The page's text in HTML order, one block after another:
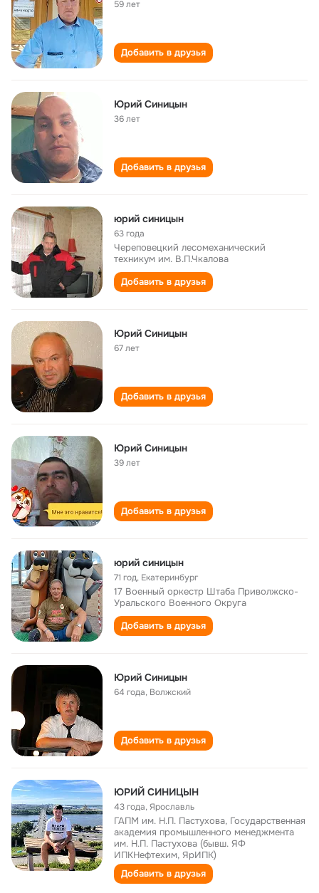
59 лет
Добавить в друзья
Юрий Синицын
36 лет
Добавить в друзья
юрий синицын
63 года
Череповецкий лесомеханический
техникум им. В.П.Чкалова
Добавить в друзья
Юрий Синицын
67 лет
Добавить в друзья
Юрий Синицын
39 лет
Добавить в друзья
юрий синицын
71 год, Екатеринбург
17 Военный оркестр Штаба Приволжско-
Уральского Военного Округа
Добавить в друзья
Юрий Синицын
64 года, Волжский
Добавить в друзья
ЮРИЙ СИНИЦЫН
43 года,Ярославль
ГАПМ им. Н.П. Пастухова, Государственная
академия промышленного менеджмента
им. Н.П. Пастухова (бывш. ЯФ
ИПКНефтехим, ЯрИПК)
Добавить в друзья